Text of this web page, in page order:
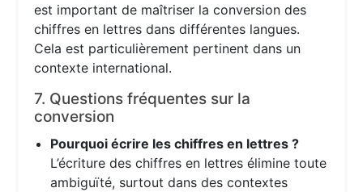
est important de maîtriser la conversion des
chiffres en lettres dans différentes langues.
Cela est particulièrement pertinent dans un
contexte international.
7. Questions fréquentes sur la
conversion
Pourquoi écrire les chiffres en lettres ?
L’écriture des chiffres en lettres élimine toute
ambiguïté, surtout dans des contextes